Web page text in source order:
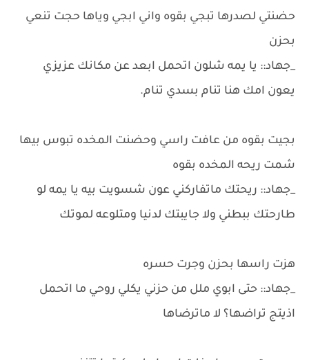
حضنتي لصدرها تبجي بقوه واني ابجي وياها حجت تنعي
بحزن
_جهاد:: يا يمه شلون اتحمل ابعد عن مكانك عزيزي
يعون امك هنا تنام بسدي تنام.
بجيت بقوه من عافت راسي وحضنت المخده تبوس بيها
شمت ريحه المخده بقوه
_جهاد:: ريحتك ماتفاركني عون شسويت بيه يا يمه لو
طارحتك ببطني ولا جايبتك لدنيا ومتلوعه لموتك
هزت راسها بحزن وجرت حسره
_جهاد:: حتى ابوي ملل من حزني يكلي روحي ما اتحمل
اذيتج تراضها؟ لا ماترضاها